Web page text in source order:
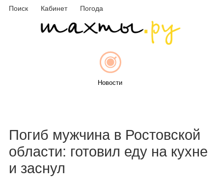
Поиск Кабинет Погода
Новости
Погиб мужчина в Ростовской
области: готовил еду на кухне
и заснул